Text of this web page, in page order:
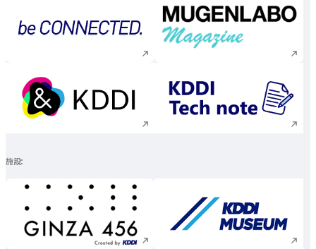
新規ウィンドウで開く 新規ウィンドウで
新規ウィンドウで開く 新規ウィンドウで
施設
新規ウィンドウで開く 新規ウィンドウで